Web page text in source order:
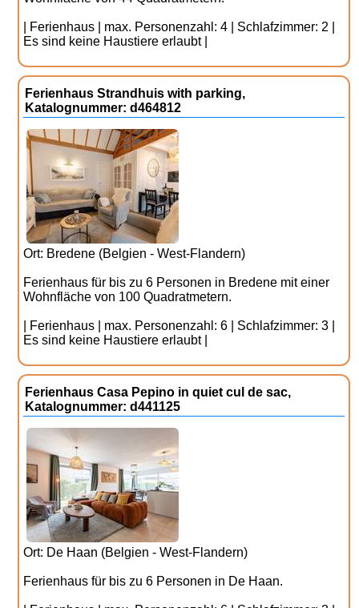
| Ferienhaus | max. Personenzahl: 4 | Schlafzimmer: 2 |
Es sind keine Haustiere erlaubt |
Ferienhaus Strandhuis with parking,
Katalognummer: d464812
Ort: Bredene (Belgien - West-Flandern)
Ferienhaus für bis zu 6 Personen in Bredene mit einer
Wohnfläche von 100 Quadratmetern.
| Ferienhaus | max. Personenzahl: 6 | Schlafzimmer: 3 |
Es sind keine Haustiere erlaubt |
Ferienhaus Casa Pepino in quiet cul de sac,
Katalognummer: d441125
Ort: De Haan (Belgien - West-Flandern)
Ferienhaus für bis zu 6 Personen in De Haan.